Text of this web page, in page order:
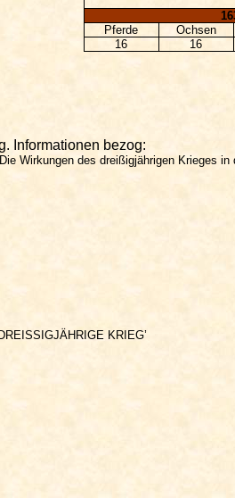
Pferde
Ochsen
16
16
. Informationen bezog:
Wirkungen des dreißigjährigen Krieges in
KRIEG’